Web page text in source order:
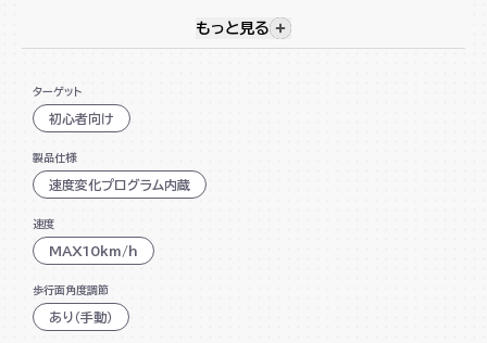
音楽を楽しみながら運動ができます。
ハンドル部分には、運動強度の目安となる心拍数を簡単に測
定できるので効果的に運動できます。
この使いやすいランニングマシンで有酸素運動を始めてみま
しょう。
ワンタッチ速度調節ボタン
坂道を走るような負荷で時短・効果的に運動
運動目的に合わせて選べる12種類のプログラムコース
視覚的に非表示のコンテンツを
もっと見る
ターゲット
初心者向け
製品仕様
速度変化プログラム内蔵
速度
MAX10km/h
歩行面角度調節
あり（手動）